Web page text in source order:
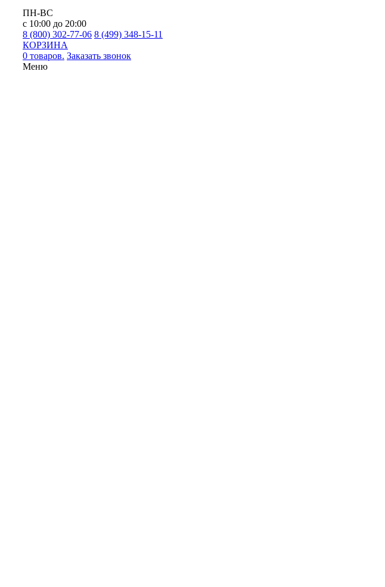
ПН-ВС
с 10:00 до 20:00
8 (800) 302-77-06 8 (499) 348-15-11
КОРЗИНА
0 товаров. Заказать звонок
Меню